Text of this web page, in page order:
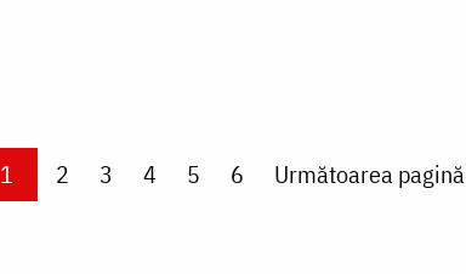
Current page
1 Page
2 Page
3 Page
4 Page
5 Page
6 Next page
Următoarea pagină